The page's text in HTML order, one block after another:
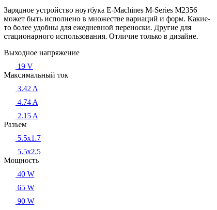
Зарядное устройство ноутбука E-Machines M-Series M2356
может быть исполнено в множестве вариаций и форм. Какие-
то более удобны для ежедневной переноски. Другие для
стационарного использования. Отличие только в дизайне.
Выходное напряжение
19 V
Максимальный ток
3.42 A
4.74 A
2.15 A
Разъем
5.5x1.7
5.5x2.5
Мощность
40 W
65 W
90 W